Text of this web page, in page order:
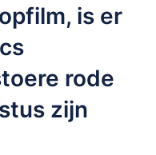
is er
rode
zijn